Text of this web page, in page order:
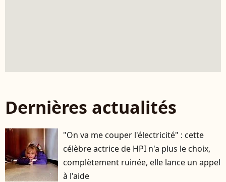
Dernières actualités
"On va me couper l'électricité" : cette
célèbre actrice de HPI n'a plus le choix,
complètement ruinée, elle lance un appel
à l'aide